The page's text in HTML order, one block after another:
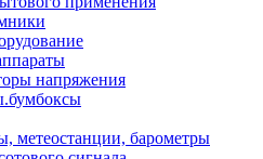
напряжения
метеостанции, барометры